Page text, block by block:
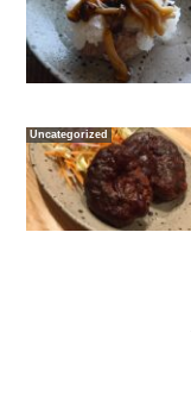
Uncategorized